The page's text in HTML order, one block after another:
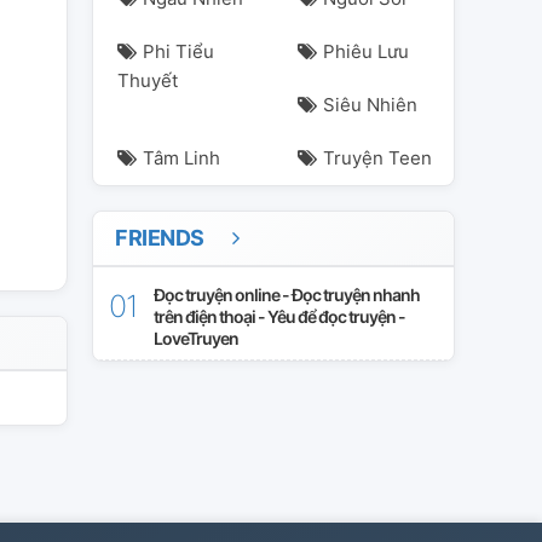
Phi Tiểu
Thuyết
Phiêu Lưu
Siêu Nhiên
Tâm Linh Truyện Teen
FRIENDS
Đọc truyện online - Đọc truyện nhanh
trên điện thoại - Yêu để đọc truyện -
LoveTruyen